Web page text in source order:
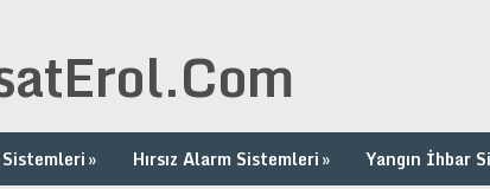
» Hırsız Alarm Sistemleri» Yangın İhbar